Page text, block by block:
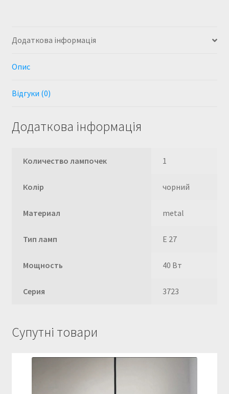
Додаткова інформація
Опис
Відгуки (0)
Додаткова інформація
Количество лампочек 1
Колір чорний
Материал metal
Тип ламп E 27
Мощность 40 Вт
Серия 3723
Супутні товари